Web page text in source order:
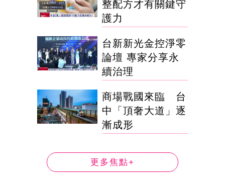
整配方才有關鍵守
護力
台新新光金控淨零
論壇 專家分享永
續治理
商場戰國來臨 台
中「頂奢大道」逐
漸成形
更多焦點+